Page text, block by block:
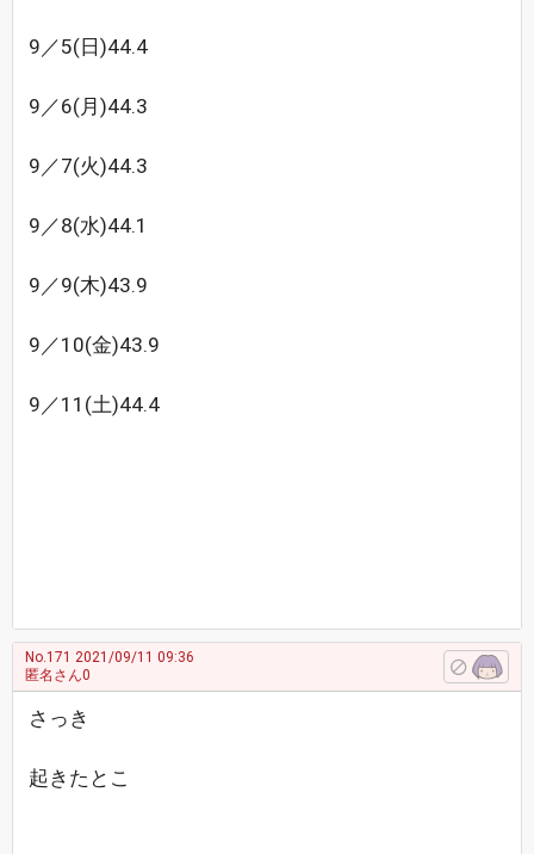
9／5(日)44.4
9／6(月)44.3
9／7(火)44.3
9／8(水)44.1
9／9(木)43.9
9／10(金)43.9
9／11(土)44.4
No.171 2021/09/11 09:36
匿名さん0
さっき
起きたとこ